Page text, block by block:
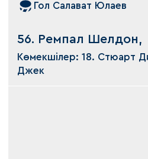
Гол Салават Юлаев
56. Ремпал Шелдон,
Көмекшілер: 18. Стюарт
Джек